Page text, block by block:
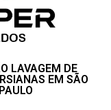
LAVAGEM DE
EM SÃO